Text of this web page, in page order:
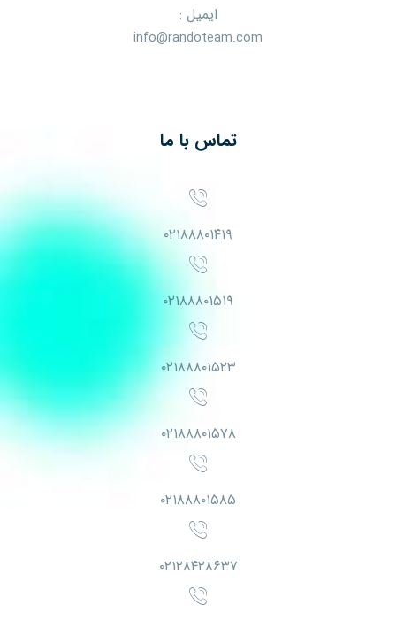
ایمیل :
info@randoteam.com
تماس با ما
۰۲۱۸۸۸۰۱۴۱۹
۰۲۱۸۸۸۰۱۵۱۹
۰۲۱۸۸۸۰۱۵۲۳
۰۲۱۸۸۸۰۱۵۷۸
۰۲۱۸۸۸۰۱۵۸۵
۰۲۱۲۸۴۲۸۶۳۷